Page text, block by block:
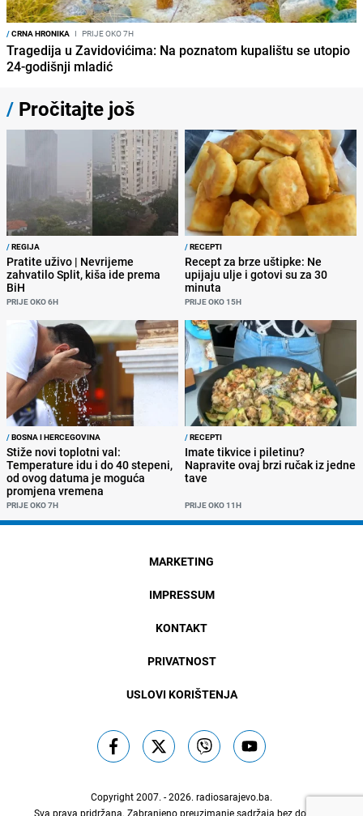
/CRNA HRONIKA I PRIJE OKO 7H
Tragedija u Zavidovićima: Na poznatom kupalištu se utopio
24-godišnji mladić
/ Pročitajte još
/REGIJA
Pratite uživo | Nevrijeme
zahvatilo Split, kiša ide prema
BiH
PRIJE OKO 6H
/RECEPTI
Recept za brze uštipke: Ne
upijaju ulje i gotovi su za 30
minuta
PRIJE OKO 15H
/BOSNA I HERCEGOVINA
Stiže novi toplotni val:
Temperature idu i do 40 stepeni,
od ovog datuma je moguća
promjena vremena
PRIJE OKO 7H
/RECEPTI
Imate tikvice i piletinu?
Napravite ovaj brzi ručak iz jedne
tave
PRIJE OKO 11H
MARKETING
IMPRESSUM
KONTAKT
PRIVATNOST
USLOVI KORIŠTENJA
Copyright 2007. - 2026. radiosarajevo.ba.
Sva prava pridržana. Zabranjeno preuzimanje sadržaja bez dozvole